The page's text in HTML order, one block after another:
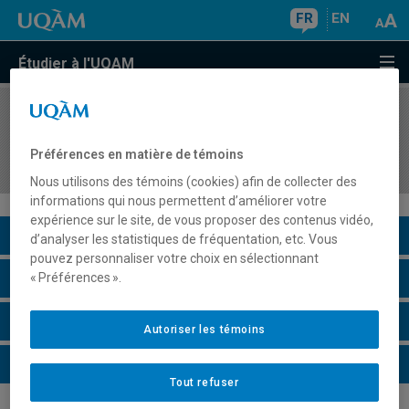
FR EN
Étudier à l'UQAM
COURS//
ressources humaines
Description du cours
Horaire - Été 2026
Horaire - Automne 2026
Horaire - Hiver 2027
Préférences en matière de témoins
Nous utilisons des témoins (cookies) afin de collecter des
informations qui nous permettent d’améliorer votre
expérience sur le site, de vous proposer des contenus vidéo,
d’analyser les statistiques de fréquentation, etc. Vous
pouvez personnaliser votre choix en sélectionnant
« Préférences ».
Tout refuser
Autoriser les témoins